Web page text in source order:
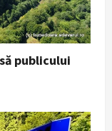
publicului